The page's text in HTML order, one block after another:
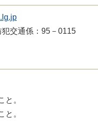
交通係：95－0115
と。
と。